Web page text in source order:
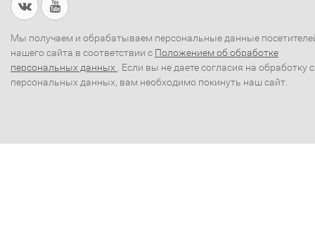
Мы получаем и обрабатываем персональные данные
нашего сайта в соответствии с Положением об обработке
персональных данных . Если вы не даете согласия на обработку
персональных данных, вам необходимо покинуть наш сайт.